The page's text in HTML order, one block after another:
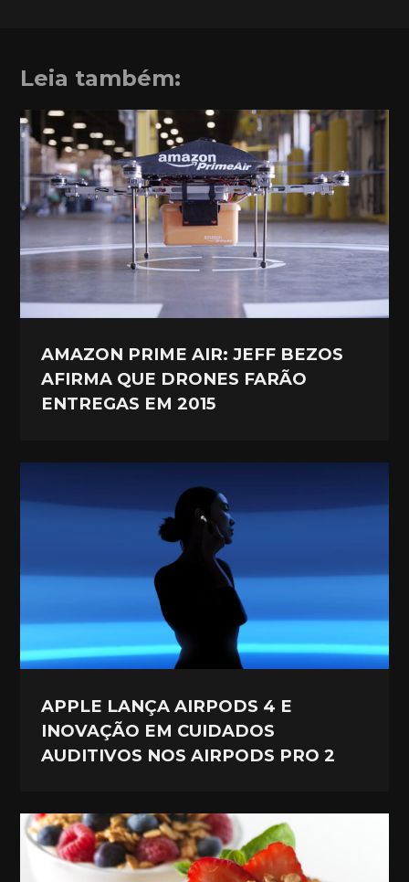
Leia também:
AMAZON PRIME AIR: JEFF BEZOS
AFIRMA QUE DRONES FARÃO
ENTREGAS EM 2015
APPLE LANÇA AIRPODS 4 E
INOVAÇÃO EM CUIDADOS
AUDITIVOS NOS AIRPODS PRO 2